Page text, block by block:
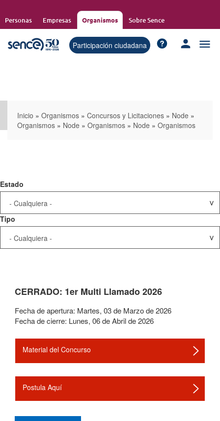
contenido
Personas Empresas Organismos Sobre Sence
Participación ciudadana
Inicio » Organismos » Concursos y Licitaciones » Node »
Organismos » Node » Organismos » Node » Organismos
Estado
Tipo
CERRADO: 1er Multi Llamado 2026
Fecha de apertura: Martes, 03de Marzode2026
Fecha de cierre: Lunes, 06deAbrilde2026
Material del Concurso
Postula Aquí